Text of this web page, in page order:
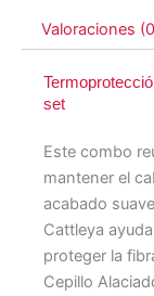
Valoraciones
set
Este combo
mantener el
acabado
Cattleya
proteger la
Cepillo